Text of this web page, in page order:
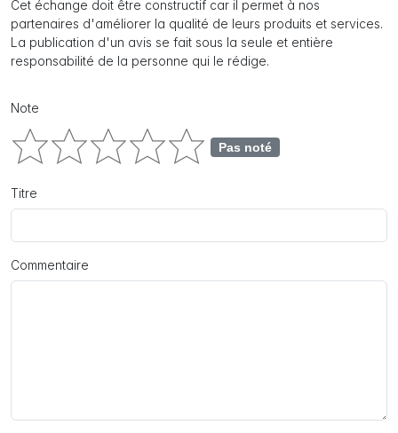
Cet échange doit être constructif car il permet à nos
partenaires d'améliorer la qualité de leurs produits et services.
La publication d'un avis se fait sous la seule et entière
responsabilité de la personne qui le rédige.
Note
Pas noté
Titre
Commentaire